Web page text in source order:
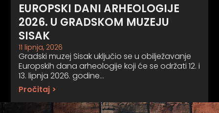
EUROPSKI DANI ARHEOLOGIJE
2026. U GRADSKOM MUZEJU
SISAK
11 lipnja, 2026
Gradski muzej Sisak uključio se u obilježavanje
Europskih dana arheologije koji će se održati 12. i
13. lipnja 2026. godine…
Pročitaj >